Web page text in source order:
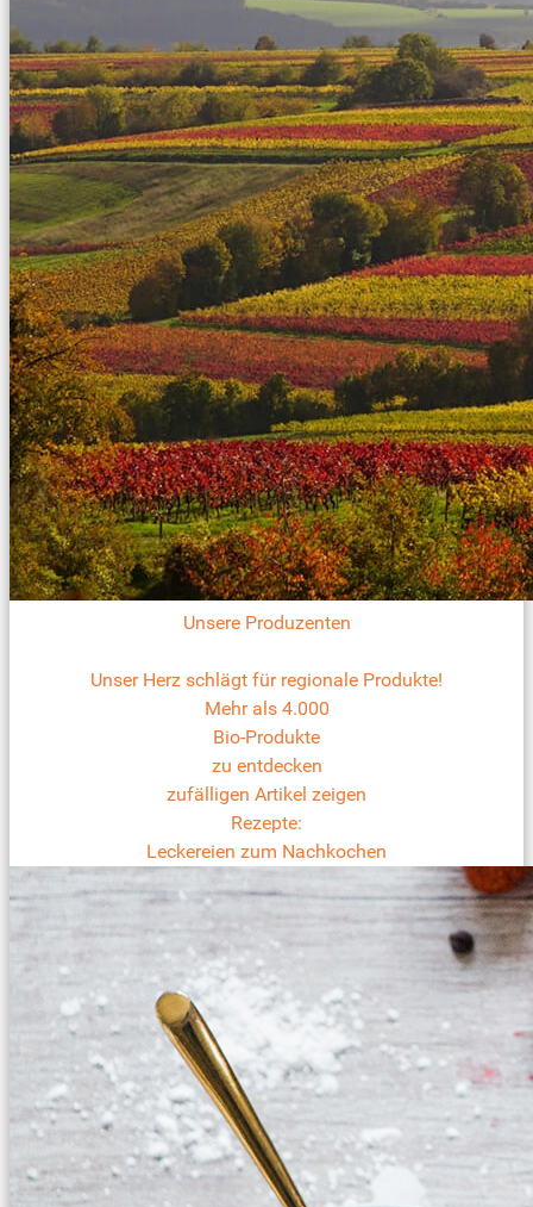
Unsere Produzenten
Unser Herz schlägt für regionale Produkte!
Mehr als 4.000
Bio-Produkte
zu entdecken
zufälligen Artikel zeigen
Rezepte:
Leckereien zum Nachkochen